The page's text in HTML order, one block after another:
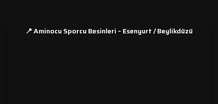
📍 Aminocu Sporcu Besinleri – Esenyurt / Beylikdüzü